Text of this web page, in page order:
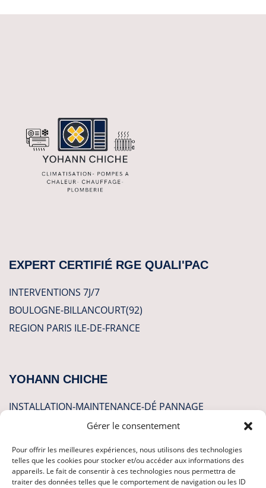
Gérer le consentement
Pour offrir les meilleures expériences, nous utilisons des technologies
telles que les cookies pour stocker et/ou accéder aux informations des
appareils. Le fait de consentir à ces technologies nous permettra de
traiter des données telles que le comportement de navigation ou les ID
EXPERT CERTIFIÉ RGE QUALI'PAC
INTERVENTIONS 7J/7
BOULOGNE-BILLANCOURT(92)
REGION PARIS ILE-DE-FRANCE
YOHANN CHICHE
INSTALLATION-MAINTENANCE-DÉ PANNAGE
POMPES A CHALEUR
PLOMBERIE